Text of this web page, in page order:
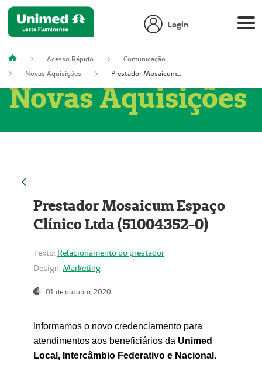
Login
Acesso Rápido
Comunicação
Novas Aquisições
Prestador Mosaicum Espaço Clínico Ltda (51004352-0)
Novas Aquisições
Prestador Mosaicum Espaço
Clínico Ltda (51004352-0)
Texto: Relacionamento do prestador
Design: Marketing
01 de outubro, 2020
Informamos o novo credenciamento para
atendimentos aos beneficiários da Unimed
Local, Intercâmbio Federativo e Nacional .